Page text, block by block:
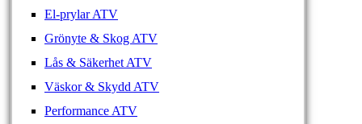
El-prylar ATV
Grönyte & Skog ATV
Lås & Säkerhet ATV
Väskor & Skydd ATV
Performance ATV